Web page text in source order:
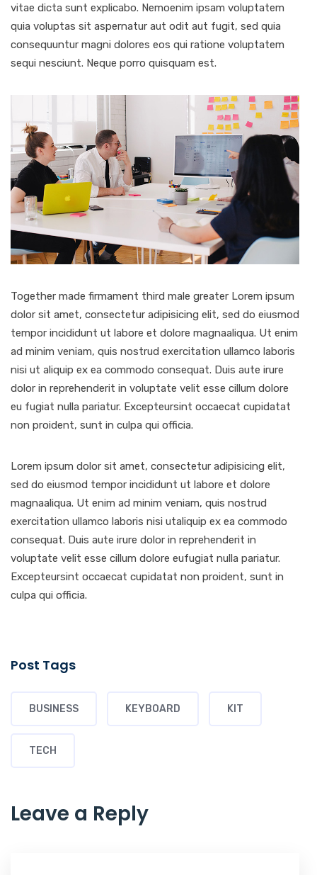
vitae dicta sunt explicabo. Nemoenim ipsam voluptatem
quia voluptas sit aspernatur aut odit aut fugit, sed quia
consequuntur magni dolores eos qui ratione voluptatem
sequi nesciunt. Neque porro quisquam est.
Together made firmament third male greater Lorem ipsum
dolor sit amet, consectetur adipisicing elit, sed do eiusmod
tempor incididunt ut labore et dolore magnaaliqua. Ut enim
ad minim veniam, quis nostrud exercitation ullamco laboris
nisi ut aliquip ex ea commodo consequat. Duis aute irure
dolor in reprehenderit in voluptate velit esse cillum dolore
eu fugiat nulla pariatur. Excepteursint occaecat cupidatat
non proident, sunt in culpa qui officia.
Lorem ipsum dolor sit amet, consectetur adipisicing elit,
sed do eiusmod tempor incididunt ut labore et dolore
magnaaliqua. Ut enim ad minim veniam, quis nostrud
exercitation ullamco laboris nisi utaliquip ex ea commodo
consequat. Duis aute irure dolor in reprehenderit in
voluptate velit esse cillum dolore eufugiat nulla pariatur.
Excepteursint occaecat cupidatat non proident, sunt in
culpa qui officia.
Post Tags
BUSINESS KEYBOARD KIT
TECH
Leave a Reply